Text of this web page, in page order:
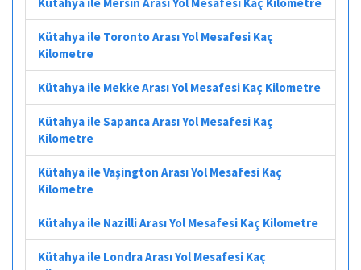
Kütahya ile Toronto Arası Yol Mesafesi Kaç
Kilometre
Kütahya ile Mekke Arası Yol Mesafesi Kaç Kilometre
Kütahya ile Sapanca Arası Yol Mesafesi Kaç
Kilometre
Kütahya ile Vaşington Arası Yol Mesafesi Kaç
Kilometre
Kütahya ile Nazilli Arası Yol Mesafesi Kaç Kilometre
Kütahya ile Londra Arası Yol Mesafesi Kaç